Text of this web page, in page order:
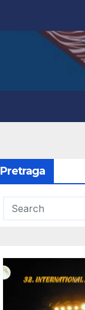
Pretraga